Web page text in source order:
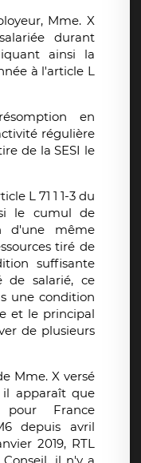
Mme. X
durant
ainsi la
à l'article L
en
régulière
de la SESI le
L 71 1 1-3 du
le cumul de
d'une même
tiré de
suffisante
de salarié, ce
une condition
et le principal
de plusieurs
Mme. X versé
il apparaît que
France
depuis avril
2019, RTL
il n'y a